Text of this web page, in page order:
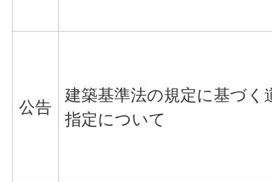
公告
建築基準法の規定に基づく
指定について